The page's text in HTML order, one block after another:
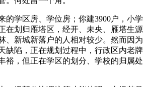
学区房、学位房；你建3900户，小学
在划归雁塔区，经开、未央、雁塔生源
、新城新落户的人相对较少。然而因为
缺陷，正在规划过程中，行政区内老牌
裕，但正在学区的划分、学校的归属处